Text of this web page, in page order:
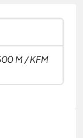
M / KFM